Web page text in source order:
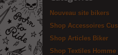
Nouveau site bikers
Shop Accessoires
Shop Articles Biker
Shop Textiles Homme